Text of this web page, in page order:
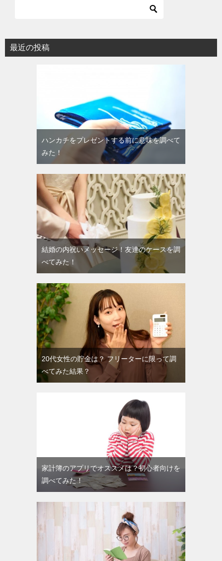
最近の投稿
ハンカチをプレゼントする前に意味を調べて
みた！
結婚の内祝いメッセージ！友達のケースを調
べてみた！
20代女性の貯金は？ フリーターに限って調
べてみた結果？
家計簿のアプリでオススメは？初心者向けを
調べてみた！